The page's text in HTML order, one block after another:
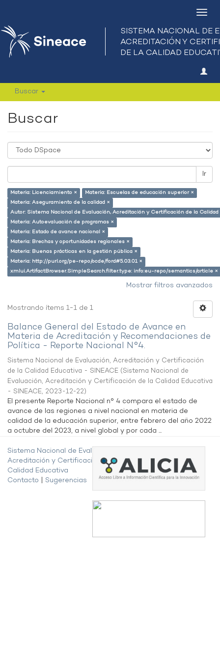
Buscar
Buscar
Ir
Materia: Licenciamiento ×
Materia: Escuelas de educación superior ×
Materia: Aseguramiento de la calidad ×
Autor: Sistema Nacional de Evaluación, Acreditación y Certificación de la
Materia: Autoevaluación de programas ×
Materia: Estado de avance nacional ×
Materia: Brechas y oportunidades regionales ×
Materia: Buenas prácticas en la gestión pública ×
Materia: http://purl.org/pe-repo/ocde/ford#5.03.01 ×
xmlui.ArtifactBrowser.SimpleSearch.filter.type: info:eu-repo/semantics/article ×
Mostrar filtros avanzados
Mostrando ítems 1-1 de 1
Balance General del Estado de Avance en
Materia de Acreditación y Recomendaciones de
Política - Reporte Nacional N°4.
Sistema Nacional de Evaluación, Acreditación y Certificación
de la Calidad Educativa - SINEACE (Sistema Nacional de
Evaluación, Acreditación y Certificación de la Calidad Educativa
- SINEACE, 2023-12-22)
El presente Reporte Nacional n° 4 compara el estado de
avance de las regiones a nivel nacional en materia de
calidad de la educación superior, entre febrero del año 2022
a octubre del 2023, a nivel global y por cada ...
Sistema Nacional de Evaluación,
Acreditación y Certificación de la
Calidad Educativa
Contacto
Sugerencias